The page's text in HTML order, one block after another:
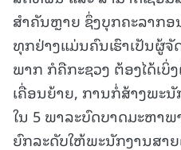
ສຳຄັນຫຼາຍ ຊຶ່ງບຸກຄະລາກ
ທຸກຢ່າງແມ່ນຄົນເຮົາເປັນຜູ້
ພາກ ກໍຄືກະຊວງ ຕ້ອງໄດ້ເ
ເຄື່ອນຍ້າຍ, ການກໍ່ສ້າງພະ
ໃນ 5 ພາລະບົດບາດມະຫາ
ຍົກລະດັບໃຫ້ພະນັກງານສາ